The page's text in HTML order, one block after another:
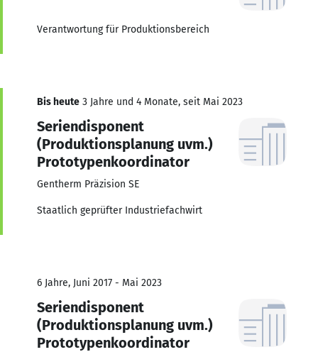
Verantwortung für Produktionsbereich
Bis heute 3 Jahre und 4 Monate, seit Mai 2023
Seriendisponent
(Produktionsplanung uvm.)
Prototypenkoordinator
Gentherm Präzision SE
Staatlich geprüfter Industriefachwirt
6 Jahre, Juni 2017 - Mai 2023
Seriendisponent
(Produktionsplanung uvm.)
Prototypenkoordinator